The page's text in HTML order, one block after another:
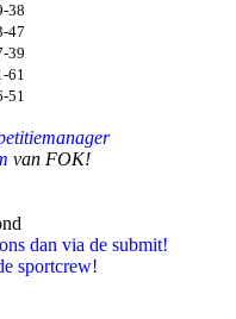
38
47
39
61
51
van FOK!
dan via de submit!
sportcrew!